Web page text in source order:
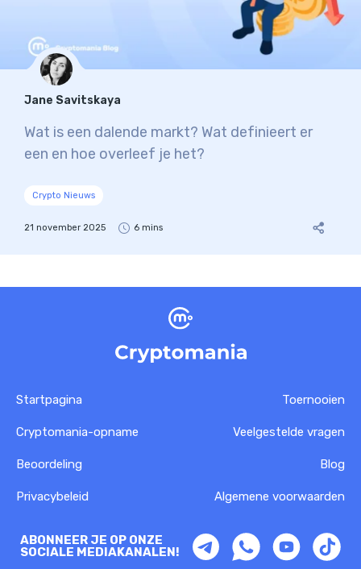
Jane Savitskaya
Wat is een dalende markt? Wat definieert er
een en hoe overleef je het?
Crypto Nieuws
21 november 2025 6 mins
Startpagina Toernooien
Cryptomania-opname Veelgestelde vragen
Beoordeling Blog
Privacybeleid Algemene voorwaarden
ABONNEER JE OP ONZE
SOCIALE MEDIAKANALEN!